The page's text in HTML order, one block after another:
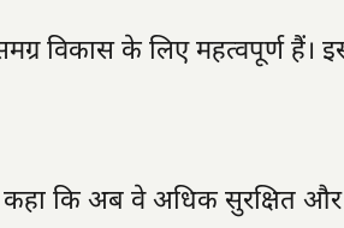
विकास के लिए महत्वपूर्ण हैं।
कहा कि अब वे अधिक सुरक्षित